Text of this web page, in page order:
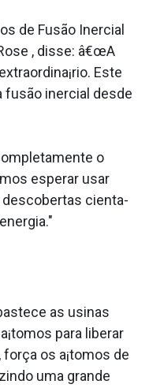
de Fusão Inercial
, disse: â€œA
Este
fusão inercial desde
o
esperar usar
descobertas cienta­
as usinas
para liberar
os a¡tomos de
uma grande